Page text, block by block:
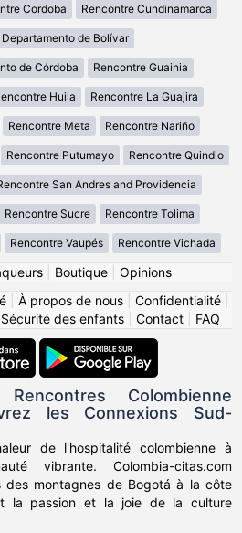
Cordoba Rencontre Cundinamarca
de Bolívar
de Córdoba Rencontre Guainia
Huila Rencontre La Guajira
Rencontre Meta Rencontre Nariño
Rencontre Putumayo Rencontre Quindio
San Andres and Providencia
Rencontre Sucre Rencontre Tolima
Rencontre Vaupés Rencontre Vichada
| Boutique| Opinions
À propos de nous Confidentialité
Sécurité des enfants| Contact| FAQ
Colombienne
les Connexions Sud-
de l'hospitalité colombienne à
vibrante. Colombia-citas.com
des montagnes de Bogotá à la côte
la passion et la joie de la culture